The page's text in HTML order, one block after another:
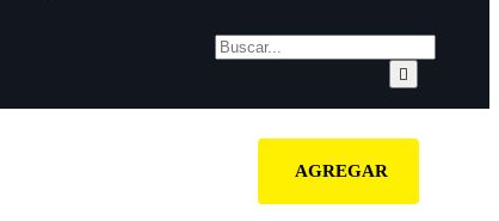
AGREGAR